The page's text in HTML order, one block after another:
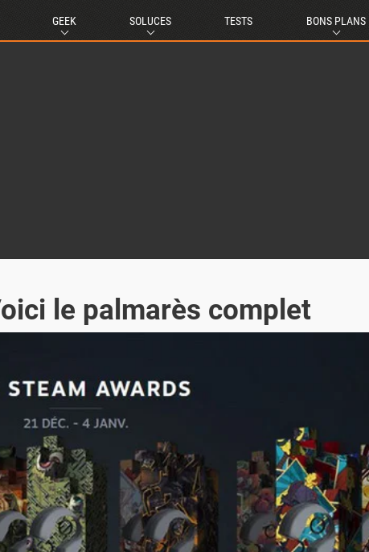
GEEK SOLUCES TESTS BONS PLANS
le palmarès complet